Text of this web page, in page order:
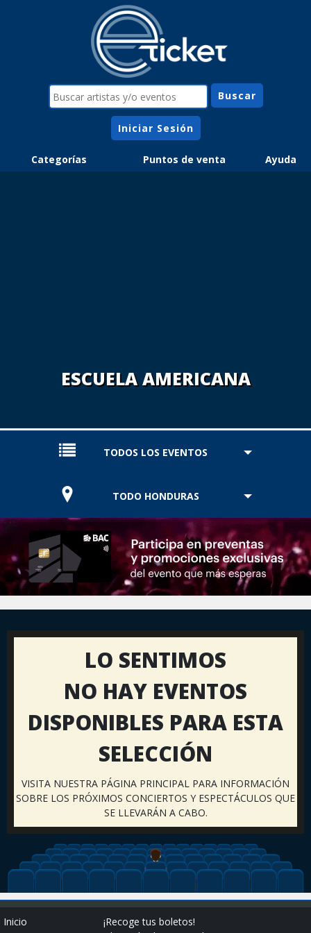
Iniciar Sesión
Categorías Puntos de venta Ayuda
ESCUELA AMERICANA
TODOS LOS EVENTOS
TODO HONDURAS
LO SENTIMOS
NO HAY EVENTOS
DISPONIBLES PARA ESTA
SELECCIÓN
VISITA NUESTRA PÁGINA PRINCIPAL PARA INFORMACIÓN
SOBRE LOS PRÓXIMOS CONCIERTOS Y ESPECTÁCULOS QUE
SE LLEVARÁN A CABO.
Inicio
¡Recoge tus boletos!